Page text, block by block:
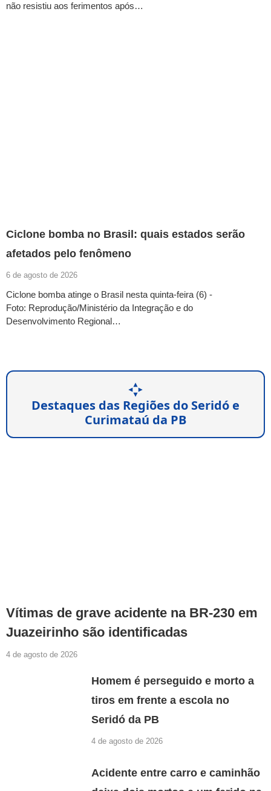
não resistiu aos ferimentos após…
Ciclone bomba no Brasil: quais estados serão
afetados pelo fenômeno
6 de agosto de 2026
Ciclone bomba atinge o Brasil nesta quinta-feira (6) -
Foto: Reprodução/Ministério da Integração e do
Desenvolvimento Regional…
Destaques das Regiões do Seridó e
Curimataú da PB
Vítimas de grave acidente na BR-230 em
Juazeirinho são identificadas
4 de agosto de 2026
Homem é perseguido e morto a
tiros em frente a escola no
Seridó da PB
4 de agosto de 2026
Acidente entre carro e caminhão